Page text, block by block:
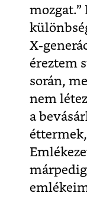
mozgat.”
X-
éreztem
során,
nem
a